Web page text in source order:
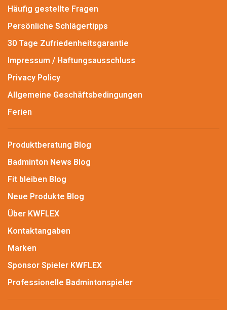
Häufig gestellte Fragen
Persönliche Schlägertipps
30 Tage Zufriedenheitsgarantie
Impressum / Haftungsausschluss
Privacy Policy
Allgemeine Geschäftsbedingungen
Ferien
Produktberatung Blog
Badminton News Blog
Fit bleiben Blog
Neue Produkte Blog
Über KWFLEX
Kontaktangaben
Marken
Sponsor Spieler KWFLEX
Professionelle Badmintonspieler